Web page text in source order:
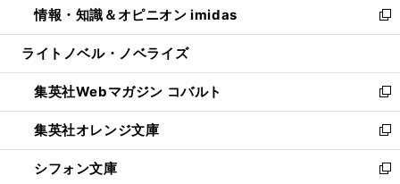
く
で
開
ド
ウ
開
く
ィ
ン
ウ
で
開
く
い
ウ
ン
ド
ウ
で
開
く
情報・知識＆オピニオン imidas
新
し
ウ
ィ
ン
ド
ウ
で
ライトノベル・ノベライズ
集英社Webマガジン コバルト
新
し
い
ウ
ィ
集英社オレンジ文庫
新
し
い
シフォン文庫
新